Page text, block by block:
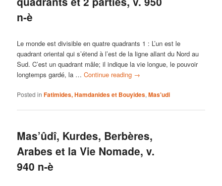
n-è
Le monde est divisible en quatre quadrants 1 : L’un est le
quadrant oriental qui s’étend à l’est de la ligne allant du Nord au
Sud. C’est un quadrant mâle; il indique la vie longue, le pouvoir
longtemps gardé, la …Continue reading →
Posted in Fatimides, Hamdanides et Bouyides,Mas'udi
Mas’ûdî, Kurdes, Berbères,
Arabes et la Vie Nomade, v.
940 n-è